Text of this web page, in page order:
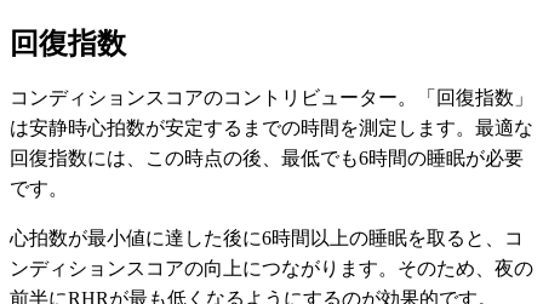
回復指数
コンディションスコアのコントリビューター。「回復指数」
は安静時心拍数が安定するまでの時間を測定します。最適な
回復指数には、この時点の後、最低でも6時間の睡眠が必要
です。
心拍数が最小値に達した後に6時間以上の睡眠を取ると、コ
ンディションスコアの向上につながります。そのため、夜の
前半にRHRが最も低くなるようにするのが効果的です。